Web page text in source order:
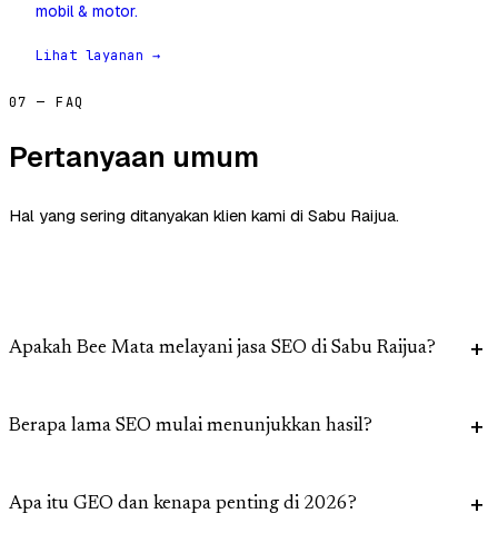
mobil & motor.
Lihat layanan →
07 — FAQ
Pertanyaan umum
Hal yang sering ditanyakan klien kami di Sabu Raijua.
Apakah Bee Mata melayani jasa SEO di Sabu Raijua?
Berapa lama SEO mulai menunjukkan hasil?
Apa itu GEO dan kenapa penting di 2026?